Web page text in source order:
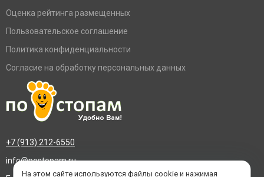
Оценка рейтинга размещенных
Пользовательское соглашение
Политика конфиденциальности
Согласие на обработку персональных данных
+7 (913) 212-6550
info@postopam.ru
На этом сайте используются файлы cookie и нажимая